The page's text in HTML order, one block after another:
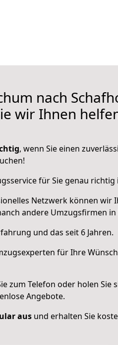
nach
wir Ihnen
, wenn Sie einen
für Sie genau richtig
Netzwerk können wir
andere Umzugsfirmen in
und das seit 6 Jahren.
für Ihre
zum Telefon oder holen Sie
Angebote.
aus und erhalten Sie